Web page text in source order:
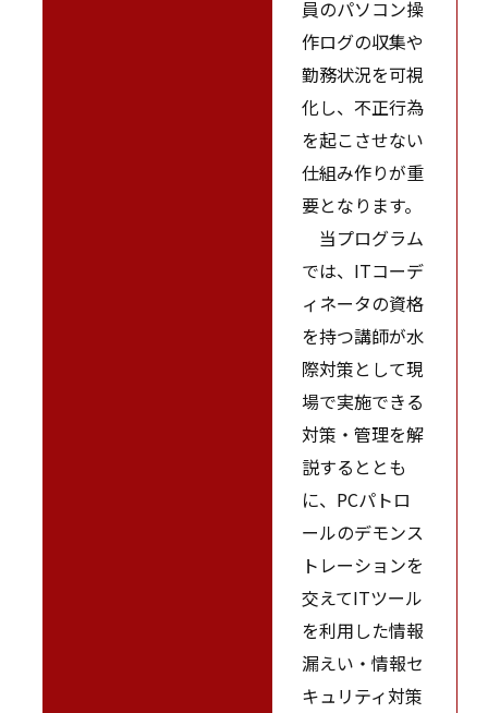
員のパソコン操
作ログの収集や
勤務状況を可視
化し、不正行為
を起こさせない
仕組み作りが重
要となります。
当プログラム
では、ITコーデ
ィネータの資格
を持つ講師が水
際対策として現
場で実施できる
対策・管理を解
説するととも
に、PCパトロ
ールのデモンス
トレーションを
交えてITツール
を利用した情報
漏えい・情報セ
キュリティ対策